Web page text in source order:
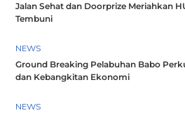
Jalan Sehat dan Doorprize Meriahkan
Tembuni
NEWS
Ground Breaking Pelabuhan Babo
dan Kebangkitan Ekonomi
NEWS